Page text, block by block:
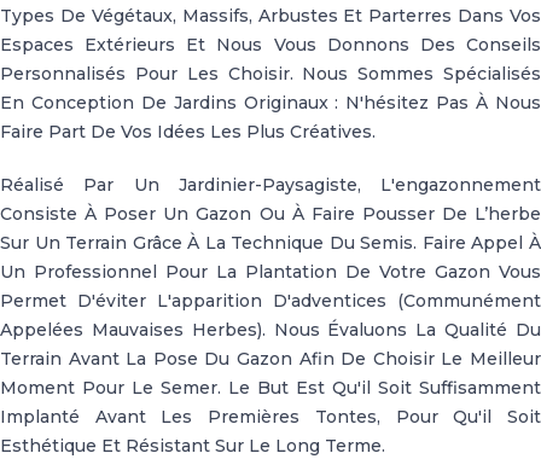
Types De Végétaux, Massifs, Arbustes Et Parterres Dans Vos
Espaces Extérieurs Et Nous Vous Donnons Des Conseils
Personnalisés Pour Les Choisir. Nous Sommes Spécialisés
En Conception De Jardins Originaux : N'hésitez Pas À Nous
Faire Part De Vos Idées Les Plus Créatives.
Réalisé Par Un Jardinier-Paysagiste, L'engazonnement
Consiste À Poser Un Gazon Ou À Faire Pousser De L’herbe
Sur Un Terrain Grâce À La Technique Du Semis. Faire Appel À
Un Professionnel Pour La Plantation De Votre Gazon Vous
Permet D'éviter L'apparition D'adventices (communément
Appelées Mauvaises Herbes). Nous Évaluons La Qualité Du
Terrain Avant La Pose Du Gazon Afin De Choisir Le Meilleur
Moment Pour Le Semer. Le But Est Qu'il Soit Suffisamment
Implanté Avant Les Premières Tontes, Pour Qu'il Soit
Esthétique Et Résistant Sur Le Long Terme.